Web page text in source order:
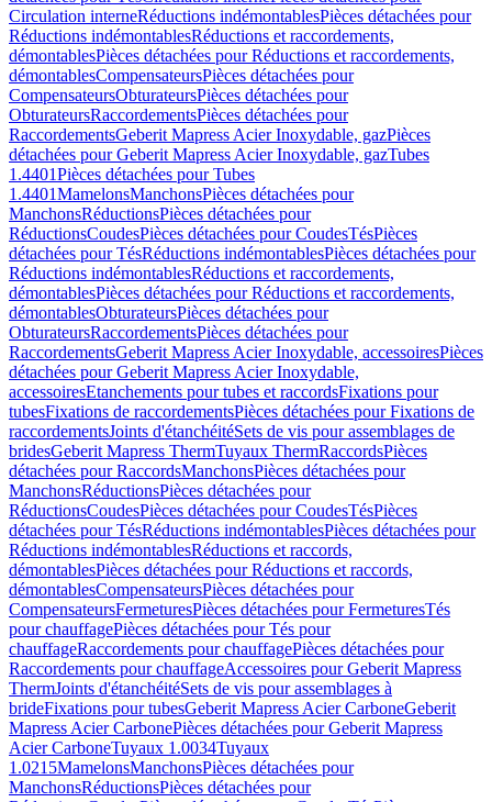
Circulation interneRéductions indémontablesPièces détachées pour
Réductions indémontablesRéductions et raccordements,
démontablesPièces détachées pour Réductions et raccordements,
démontablesCompensateursPièces détachées pour
CompensateursObturateursPièces détachées pour
ObturateursRaccordementsPièces détachées pour
RaccordementsGeberit Mapress Acier Inoxydable, gazPièces
détachées pour Geberit Mapress Acier Inoxydable, gazTubes
1.4401Pièces détachées pour Tubes
1.4401MamelonsManchonsPièces détachées pour
ManchonsRéductionsPièces détachées pour
RéductionsCoudesPièces détachées pour CoudesTésPièces
détachées pour TésRéductions indémontablesPièces détachées pour
Réductions indémontablesRéductions et raccordements,
démontablesPièces détachées pour Réductions et raccordements,
démontablesObturateursPièces détachées pour
ObturateursRaccordementsPièces détachées pour
RaccordementsGeberit Mapress Acier Inoxydable, accessoiresPièces
détachées pour Geberit Mapress Acier Inoxydable,
accessoiresEtanchements pour tubes et raccordsFixations pour
tubesFixations de raccordementsPièces détachées pour Fixations de
raccordementsJoints d'étanchéitéSets de vis pour assemblages de
bridesGeberit Mapress ThermTuyaux ThermRaccordsPièces
détachées pour RaccordsManchonsPièces détachées pour
ManchonsRéductionsPièces détachées pour
RéductionsCoudesPièces détachées pour CoudesTésPièces
détachées pour TésRéductions indémontablesPièces détachées pour
Réductions indémontablesRéductions et raccords,
démontablesPièces détachées pour Réductions et raccords,
démontablesCompensateursPièces détachées pour
CompensateursFermeturesPièces détachées pour FermeturesTés
pour chauffagePièces détachées pour Tés pour
chauffageRaccordements pour chauffagePièces détachées pour
Raccordements pour chauffageAccessoires pour Geberit Mapress
ThermJoints d'étanchéitéSets de vis pour assemblages à
brideFixations pour tubesGeberit Mapress Acier CarboneGeberit
Mapress Acier CarbonePièces détachées pour Geberit Mapress
Acier CarboneTuyaux 1.0034Tuyaux
1.0215MamelonsManchonsPièces détachées pour
ManchonsRéductionsPièces détachées pour